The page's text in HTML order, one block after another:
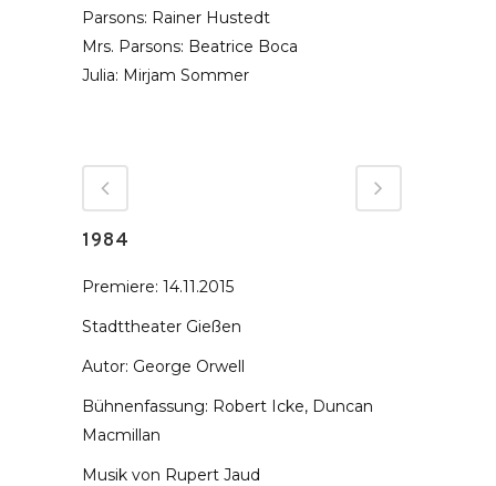
Parsons: Rainer Hustedt
Mrs. Parsons: Beatrice Boca
Julia: Mirjam Sommer
1984
Premiere: 14.11.2015
Stadttheater Gießen
Autor: George Orwell
Bühnenfassung: Robert Icke, Duncan
Macmillan
Musik von Rupert Jaud